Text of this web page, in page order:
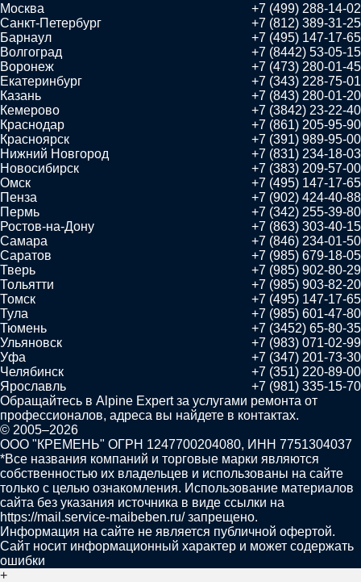
Москва
+7 (499) 288-14-02
Санкт-Петербург
+7 (812) 389-31-25
Барнаул
+7 (495) 147-17-65
Волгоград
+7 (8442) 53-05-15
Воронеж
+7 (473) 280-01-45
Екатеринбург
+7 (343) 228-75-01
Казань
+7 (843) 280-01-20
Кемерово
+7 (3842) 23-22-40
Краснодар
+7 (861) 205-95-90
Красноярск
+7 (391) 989-95-00
Нижний Новгород
+7 (831) 234-18-03
Новосибирск
+7 (383) 209-57-00
Омск
+7 (495) 147-17-65
Пенза
+7 (902) 424-40-88
Пермь
+7 (342) 255-39-80
Ростов-на-Дону
+7 (863) 303-40-15
Самара
+7 (846) 234-01-50
Саратов
+7 (985) 679-18-05
Тверь
+7 (985) 902-80-29
Тольятти
+7 (985) 903-82-20
Томск
+7 (495) 147-17-65
Тула
+7 (985) 601-47-80
Тюмень
+7 (3452) 65-80-35
Ульяновск
+7 (983) 071-02-99
Уфа
+7 (347) 201-73-30
Челябинск
+7 (351) 220-89-00
Ярославль
+7 (981) 335-15-70
Обращайтесь в Alpine Expertза услугами ремонта от
профессионалов, адреса вы найдете в контактах.
© 2005–2026
ООО "КРЕМЕНЬ" ОГРН 1247700204080, ИНН 7751304037
*Все названия компаний и торговые марки являются
собственностью их владельцев и использованы на сайте
только с целью ознакомления. Использование материалов
сайта без указания источника в виде ссылки на
https://mail.service-maibeben.ru/ запрещено.
Информация на сайте не является публичной офертой.
Сайт носит информационный характер и может содержать
ошибки
+